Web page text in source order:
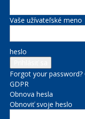
Vaše užívateľské meno
heslo
Forgot your password?
GDPR
Obnova hesla
Obnoviť svoje heslo